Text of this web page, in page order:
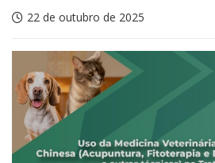
22 de outubro de 2025